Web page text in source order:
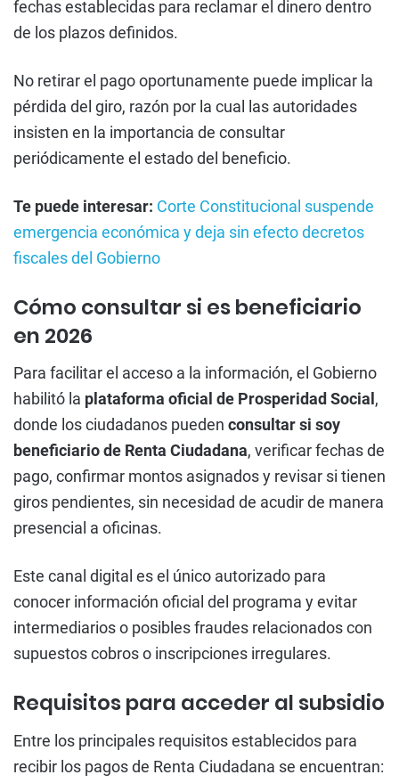
fechas establecidas para reclamar el dinero dentro
de los plazos definidos.
No retirar el pago oportunamente puede implicar la
pérdida del giro, razón por la cual las autoridades
insisten en la importancia de consultar
periódicamente el estado del beneficio.
Te puede interesar: Corte Constitucional suspende
emergencia económica y deja sin efecto decretos
fiscales del Gobierno
Cómo consultar si es beneficiario
en 2026
Para facilitar el acceso a la información, el Gobierno
habilitó la plataforma oficial de Prosperidad Social ,
donde los ciudadanos pueden consultar si soy
beneficiario de Renta Ciudadana, verificar fechas de
pago, confirmar montos asignados y revisar si tienen
giros pendientes, sin necesidad de acudir de manera
presencial a oficinas.
Este canal digital es el único autorizado para
conocer información oficial del programa y evitar
intermediarios o posibles fraudes relacionados con
supuestos cobros o inscripciones irregulares.
Requisitos para acceder al subsidio
Entre los principales requisitos establecidos para
recibir los pagos de Renta Ciudadana se encuentran: